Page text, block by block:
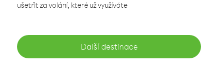
ušetřit za volání, které už využíváte
Další destinace